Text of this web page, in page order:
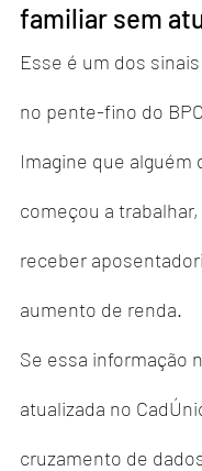
familiar sem
Esse é um dos
no pente-fino do
Imagine que alguém
começou a
receber
aumento de renda.
Se essa informação
atualizada no
cruzamento de